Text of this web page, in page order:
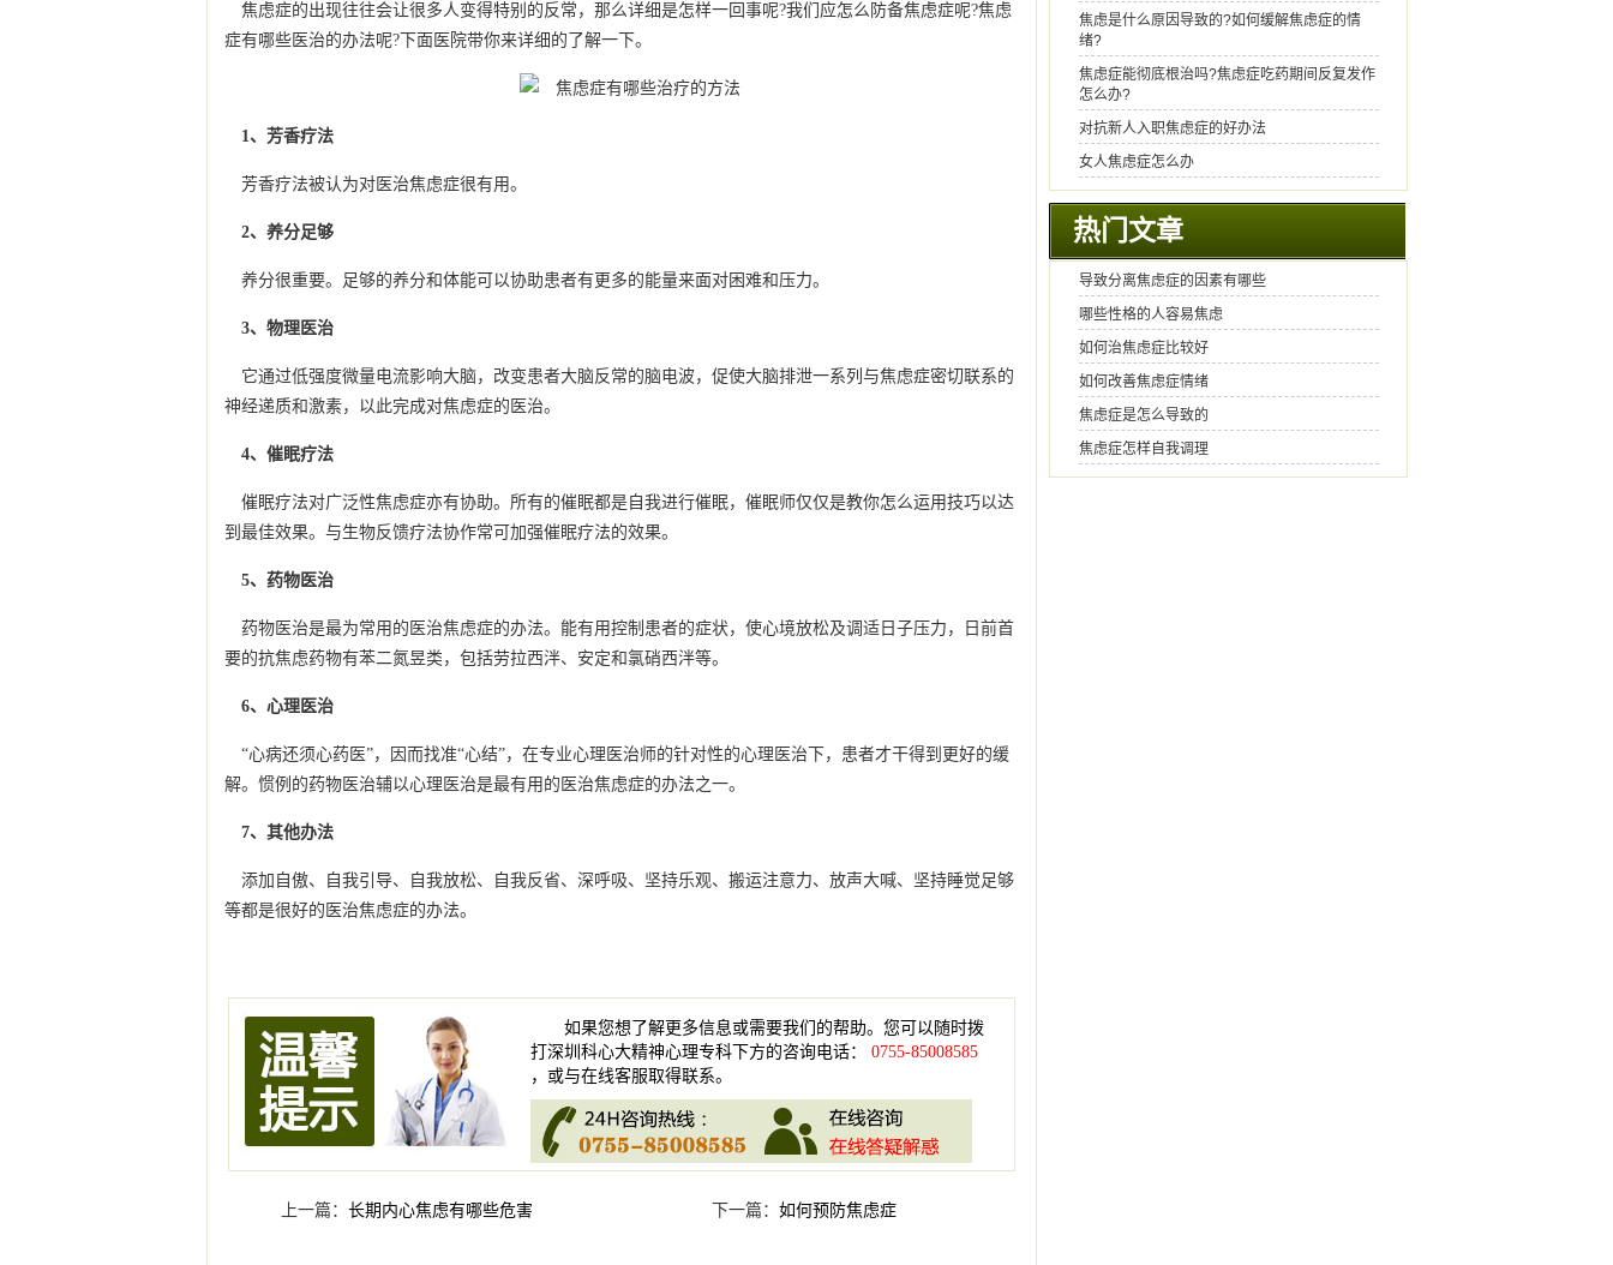
焦虑症的出现往往会让很多人变得特别的反常，那么详细是怎样一回事呢?我们应怎么防备焦虑症呢?焦虑
症有哪些医治的办法呢?下面医院带你来详细的了解一下。
1、芳香疗法
芳香疗法被认为对医治焦虑症很有用。
2、养分足够
养分很重要。足够的养分和体能可以协助患者有更多的能量来面对困难和压力。
3、物理医治
它通过低强度微量电流影响大脑，改变患者大脑反常的脑电波，促使大脑排泄一系列与焦虑症密切联系的
神经递质和激素，以此完成对焦虑症的医治。
4、催眠疗法
催眠疗法对广泛性焦虑症亦有协助。所有的催眠都是自我进行催眠，催眠师仅仅是教你怎么运用技巧以达
到最佳效果。与生物反馈疗法协作常可加强催眠疗法的效果。
5、药物医治
药物医治是最为常用的医治焦虑症的办法。能有用控制患者的症状，使心境放松及调适日子压力，日前首
要的抗焦虑药物有苯二氮昱类，包括劳拉西泮、安定和氯硝西泮等。
6、心理医治
“心病还须心药医”，因而找准“心结”，在专业心理医治师的针对性的心理医治下，患者才干得到更好的缓
解。惯例的药物医治辅以心理医治是最有用的医治焦虑症的办法之一。
7、其他办法
添加自傲、自我引导、自我放松、自我反省、深呼吸、坚持乐观、搬运注意力、放声大喊、坚持睡觉足够
等都是很好的医治焦虑症的办法。
如果您想了解更多信息或需要我们的帮助。您可以随时拨
打深圳科心大精神心理专科下方的咨询电话： 0755-85008585
，或与在线客服取得联系。
上一篇： 长期内心焦虑有哪些危害 下一篇： 如何预防焦虑症
焦虑是什么原因导致的?如何缓解焦虑症的情
绪?​
焦虑症能彻底根治吗?焦虑症吃药期间反复发作
怎么办?
对抗新人入职焦虑症的好办法
女人焦虑症怎么办
热门文章
导致分离焦虑症的因素有哪些
哪些性格的人容易焦虑
如何治焦虑症比较好
如何改善焦虑症情绪
焦虑症是怎么导致的
焦虑症怎样自我调理